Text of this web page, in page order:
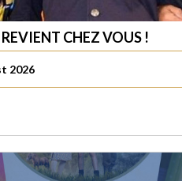
CHEZ VOUS !
2026